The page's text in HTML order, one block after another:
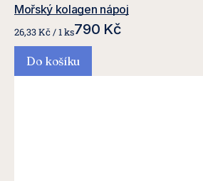
Mořský kolagen nápoj
790 Kč
Měrná
cena:
26,33 Kč / 1 ks
Do košíku